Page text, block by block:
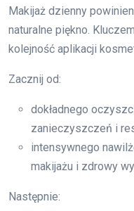
Makijaż dzienny
naturalne piękno.
kolejność aplikacji
Zacznij od:
dokładnego
zanieczyszczeń i
intensywnego
makijażu i zdrowy
Następnie: